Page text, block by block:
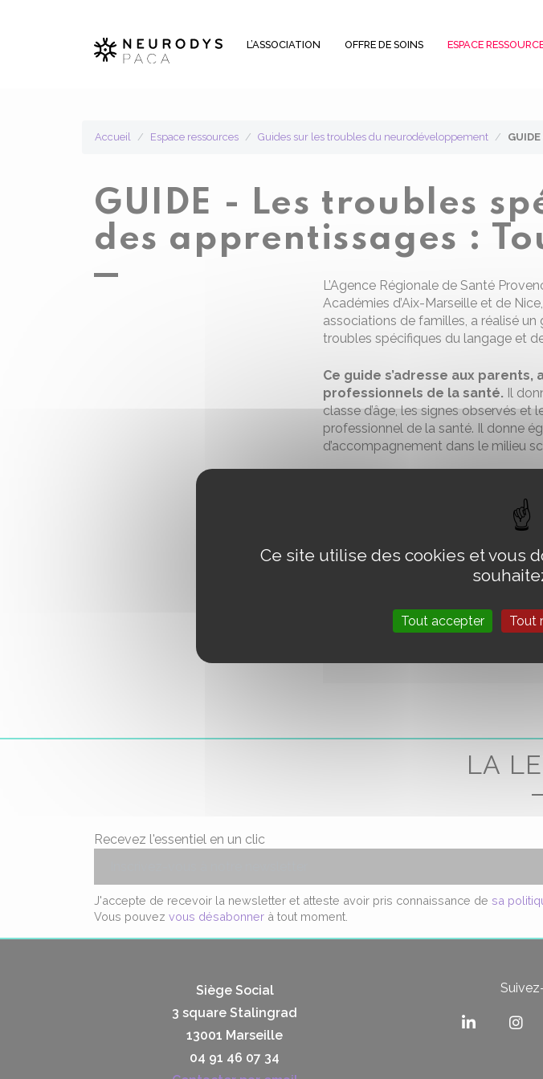
L’ASSOCIATION OFFRE DE SOINS ESPACE
Accueil Espace ressources Guides sur les troubles du neurodéveloppement
GUIDE - Les troubles
des apprentissages :
L’Agence Régionale de Santé
Académies d’Aix-Marseille et de
associations de familles, a réalisé un
troubles spécifiques du langage et
Ce guide s’adresse aux
professionnels de la santé. Il
classe d’âge, les signes observés et
professionnel de la santé. Il donne
d’accompagnement dans le milieu
Retrouvez d’autres formats de
Document joint
Le Guide TSLA
LA
Recevez l'essentiel en un clic
J'accepte de recevoir la newsletter et atteste avoir pris connaissance de sa
Vous pouvez vous désabonner à tout moment.
Siège Social
3 square Stalingrad
13001 Marseille
04 91 46 07 34
Ce site utilise des cookies et vous
Tout accepter Tout